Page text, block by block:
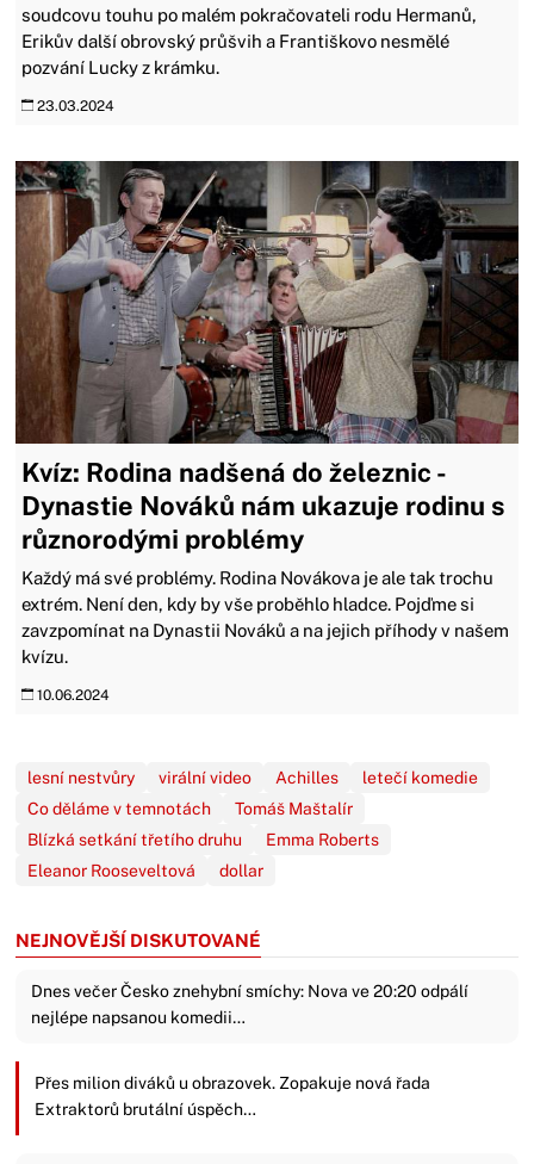
soudcovu touhu po malém pokračovateli rodu Hermanů,
Erikův další obrovský průšvih a Františkovo nesmělé
pozvání Lucky z krámku.
23.03.2024
Kvíz: Rodina nadšená do železnic -
Dynastie Nováků nám ukazuje rodinu s
různorodými problémy
Každý má své problémy. Rodina Novákova je ale tak trochu
extrém. Není den, kdy by vše proběhlo hladce. Pojďme si
zavzpomínat na Dynastii Nováků a na jejich příhody v našem
kvízu.
10.06.2024
lesní nestvůry virální video Achilles
letečí komedie
Co děláme v temnotách
Tomáš Maštalír
Blízká setkání třetího druhu
Emma Roberts
Eleanor Rooseveltová
dollar
NEJNOVĚJŠÍ DISKUTOVANÉ
Dnes večer Česko znehybní smíchy: Nova ve 20:20 odpálí
nejlépe napsanou komedii…
Přes milion diváků u obrazovek. Zopakuje nová řada
Extraktorů brutální úspěch…